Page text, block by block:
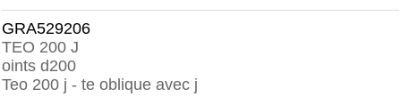
GRA529206
TEO 200 J
oints d200
Teo 200 j - te oblique avec j